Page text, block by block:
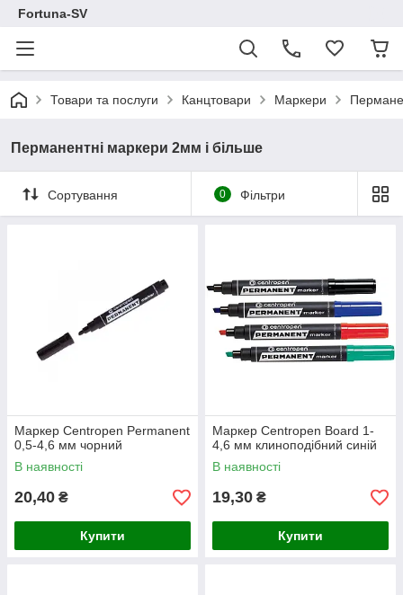
Fortuna-SV
Товари та послуги Канцтовари Маркери
Перманентні маркери 2мм і більше
Сортування 0 Фільтри
Маркер Centropen Permanent
0,5-4,6 мм чорний
В наявності
20,40 ₴
Купити
Маркер Centropen Board 1-
4,6 мм клиноподібний синій
В наявності
19,30 ₴
Купити